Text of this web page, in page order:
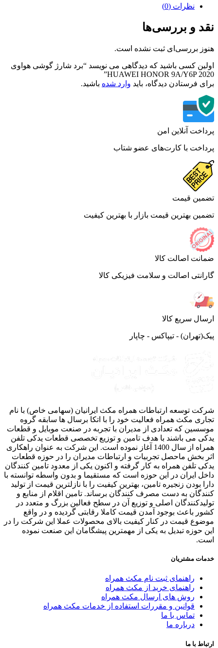
نظرات (0)
نقد و بررسی‌ها
هنوز بررسی‌ای ثبت نشده است.
اولین کسی باشید که دیدگاهی می نویسد “برد شارژ گوشی هواوی
HUAWEI HONOR 9A/Y6P 2020”
برای فرستادن دیدگاه، باید وارد شده باشید.
پرداخت آنلاین امن
پرداخت با کارت‌های عضو شتاب
تضمین قیمت
تضمین بهترین قیمت بازار با بهترین کیفیت
ضمانت اصالت کالا
گارانتی اصالت و سلامت فیزیکی کالا
ارسال سریع کالا
پیک(تهران) - تیپاکس - چاپار
شرکت توسعه ارتباطات همراه مکث ایرانیان (سهامی خاص) با نام
تجاری مکث همراه فعالیت خود را با اتکا برسال ها سابقه گروه
موسسین که تعدادی از مدیران با تجربه در صنعت موبایل و قطعات
یدکی می باشند با هدف تامین و توزیع تخصصی قطعات یدکی تلفن
همراه از سال 1400 آغاز نموده است. این شرکت به عنوان راهکاری
اثر بخش ماحصل تجربیات و ارتباطات مدیران را در حوزه قطعات
یدکی تلفن همراه به کار گرفته و اکنون یکی از معدود تامین کنندگان
داخل ایران در این حوزه است که مستقیما و بدون واسطه توانسته با
دارا بودن زنجیره تامین، بهترین کیفیت را با نازلترین قیمت از تولید
کنندگان به دست مصرف کنندگان برساند. تامین اقلام از منابع و
تولیدکنندگان اصلی و توزیع آن در سطح فعالین بزرگ و متعدد در
کشور باعث بوجود آمدن قیمت کاملا رقابتی گردیده و در واقع
موضوع قیمت در کنار کیفیت بالای محصولات عملا این شرکت را در
این حوزه تبدیل به یکی از مهمترین پیشگامان این صنعت نموده
است.
خدمات مشتریان
راهنمای ثبت نام مکث همراه
راهنمای خرید از مکث همراه
روش های ارسال مکث همراه
قوانین و مقررات استفاده از خدمات مکث همراه
تماس با ما
درباره ما
ارتباط با ما